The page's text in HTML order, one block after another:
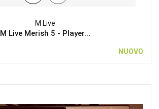
M Live
M Live Merish 5 - Player...
NUOVO